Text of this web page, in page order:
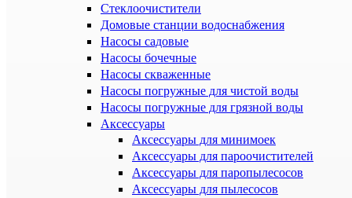
Стеклоочистители
Домовые станции водоснабжения
Насосы садовые
Насосы бочечные
Насосы скваженные
Насосы погружные для чистой воды
Насосы погружные для грязной воды
Аксессуары
Аксессуары для минимоек
Аксессуары для пароочистителей
Аксессуары для паропылесосов
Аксессуары для пылесосов